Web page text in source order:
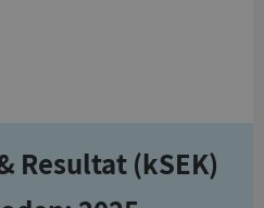
Resultat (kSEK)